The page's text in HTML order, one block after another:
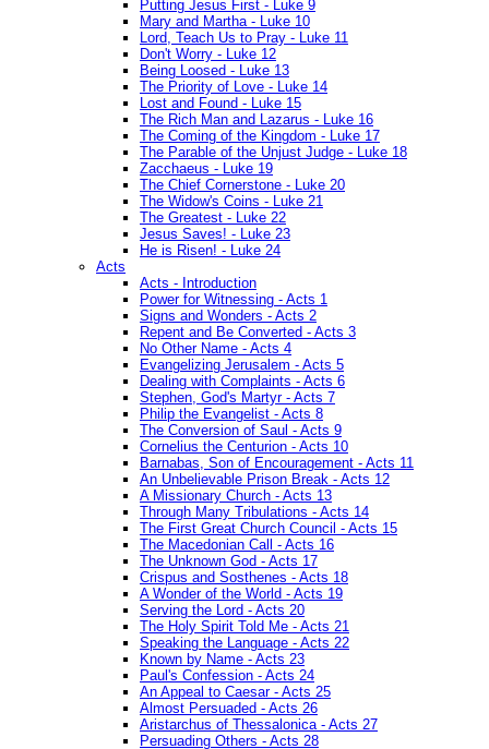
Putting Jesus First - Luke 9
Mary and Martha - Luke 10
Lord, Teach Us to Pray - Luke 11
Don't Worry - Luke 12
Being Loosed - Luke 13
The Priority of Love - Luke 14
Lost and Found - Luke 15
The Rich Man and Lazarus - Luke 16
The Coming of the Kingdom - Luke 17
The Parable of the Unjust Judge - Luke 18
Zacchaeus - Luke 19
The Chief Cornerstone - Luke 20
The Widow's Coins - Luke 21
The Greatest - Luke 22
Jesus Saves! - Luke 23
He is Risen! - Luke 24
Acts
Acts - Introduction
Power for Witnessing - Acts 1
Signs and Wonders - Acts 2
Repent and Be Converted - Acts 3
No Other Name - Acts 4
Evangelizing Jerusalem - Acts 5
Dealing with Complaints - Acts 6
Stephen, God's Martyr - Acts 7
Philip the Evangelist - Acts 8
The Conversion of Saul - Acts 9
Cornelius the Centurion - Acts 10
Barnabas, Son of Encouragement - Acts 11
An Unbelievable Prison Break - Acts 12
A Missionary Church - Acts 13
Through Many Tribulations - Acts 14
The First Great Church Council - Acts 15
The Macedonian Call - Acts 16
The Unknown God - Acts 17
Crispus and Sosthenes - Acts 18
A Wonder of the World - Acts 19
Serving the Lord - Acts 20
The Holy Spirit Told Me - Acts 21
Speaking the Language - Acts 22
Known by Name - Acts 23
Paul's Confession - Acts 24
An Appeal to Caesar - Acts 25
Almost Persuaded - Acts 26
Aristarchus of Thessalonica - Acts 27
Persuading Others - Acts 28